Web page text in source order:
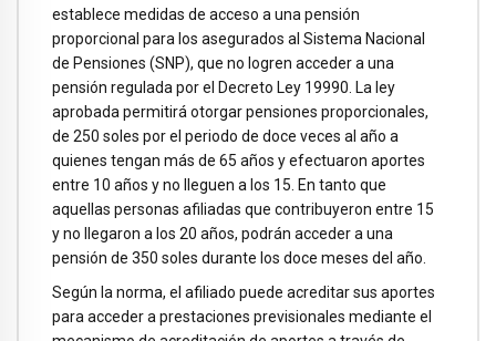
establece medidas de acceso a una pensión
proporcional para los asegurados al Sistema Nacional
de Pensiones (SNP), que no logren acceder a una
pensión regulada por el Decreto Ley 19990. La ley
aprobada permitirá otorgar pensiones proporcionales,
de 250 soles por el periodo de doce veces al año a
quienes tengan más de 65 años y efectuaron aportes
entre 10 años y no lleguen a los 15. En tanto que
aquellas personas afiliadas que contribuyeron entre 15
y no llegaron a los 20 años, podrán acceder a una
pensión de 350 soles durante los doce meses del año.
Según la norma, el afiliado puede acreditar sus aportes
para acceder a prestaciones previsionales mediante el